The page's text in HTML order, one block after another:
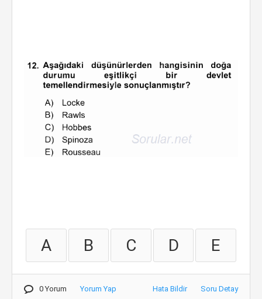
A B C D E
0 Yorum Yorum Yap Hata Bildir Soru Detay